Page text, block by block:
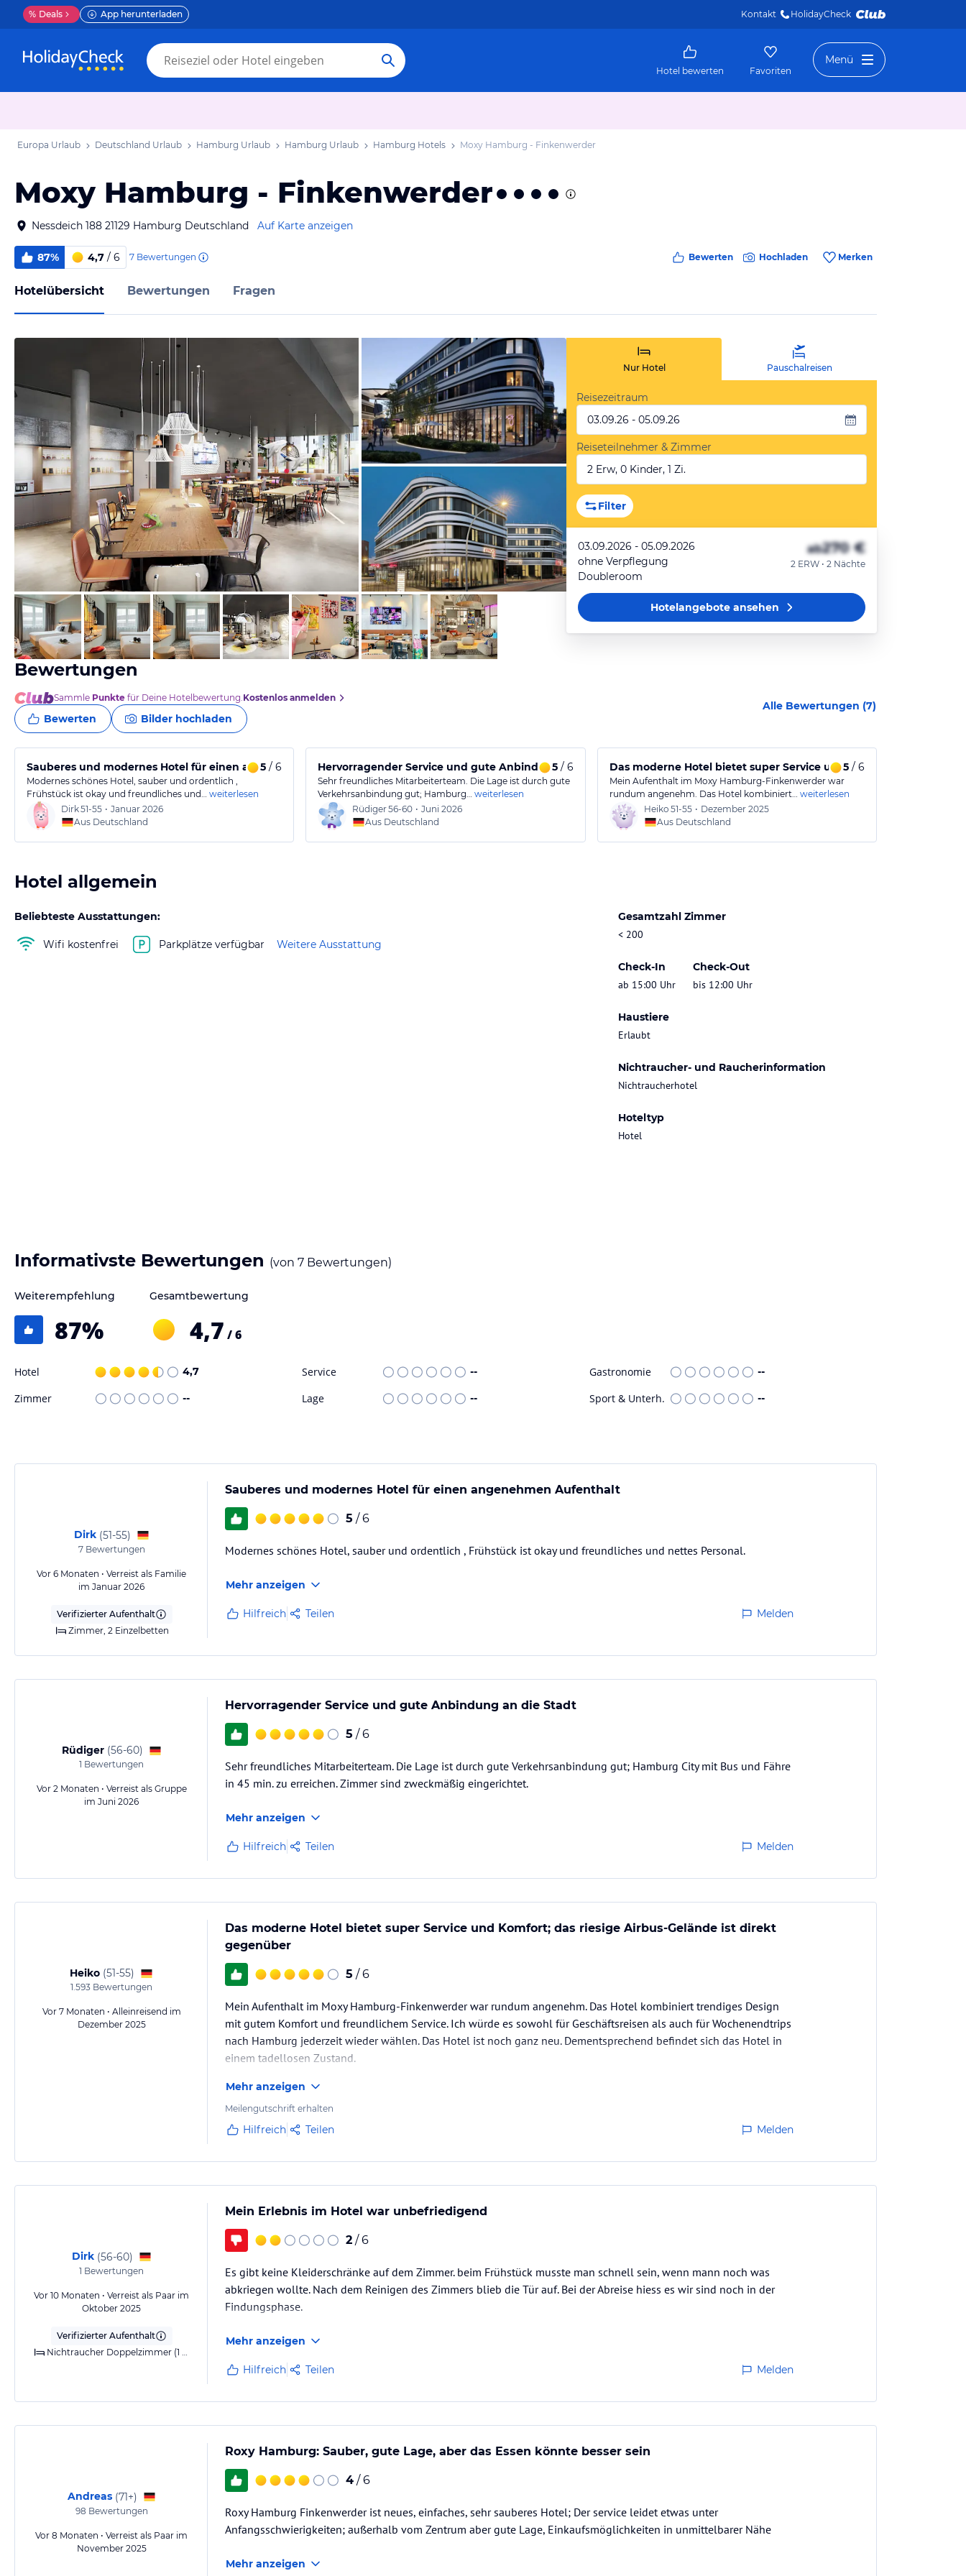
% Deals App herunterladen Kontakt HolidayCheck
Hotel bewerten Favoriten
Menü
Europa Urlaub Deutschland Urlaub Hamburg Urlaub Hamburg Urlaub Hamburg Hotels Moxy Hamburg - Finkenwerder
Moxy Hamburg - Finkenwerder
Nessdeich 188 21129 Hamburg Deutschland Auf Karte anzeigen
87% 4,7 / 6 7 Bewertungen Bewerten Hochladen Merken
Hotelübersicht Bewertungen Fragen
von Expedia
von Expedia
von Expedia
Nur Hotel Pauschalreisen
Reisezeitraum
03.09.26 - 05.09.26
Reiseteilnehmer & Zimmer
2 Erw, 0 Kinder, 1 Zi.
Filter
03.09.2026 - 05.09.2026
ohne Verpflegung
Doubleroom
ab270 €
2 ERW • 2 Nächte
Hotelangeboteansehen
Bewertungen
Sammle Punkte für Deine Hotelbewertung.Kostenlos anmelden
Bewerten Bilder hochladen
Alle Bewertungen (7)
Sauberes und modernes Hotel für einen angenehmen Aufenthalt
5 / 6
Modernes schönes Hotel, sauber und ordentlich ,
Frühstück ist okay und freundliches und… weiterlesen
Dirk51-55 • Januar 2026
Aus Deutschland
Hervorragender Service und gute Anbindung an die Stadt
5/ 6
Sehr freundliches Mitarbeiterteam. Die Lage ist durch gute
Verkehrsanbindung gut; Hamburg… weiterlesen
Rüdiger56-60 • Juni 2026
Aus Deutschland
Das moderne Hotel bietet super Service und Komfort; das riesige
5/ 6
Mein Aufenthalt im Moxy Hamburg-Finkenwerder war
rundum angenehm. Das Hotel kombiniert… weiterlesen
Heiko 51-55 • Dezember 2025
Aus Deutschland
Hotel allgemein
Beliebteste Ausstattungen:
Wifi kostenfrei Parkplätze verfügbar Weitere Ausstattung
Gesamtzahl Zimmer
< 200
Check-In
ab 15:00 Uhr
Check-Out
bis 12:00 Uhr
Haustiere
Erlaubt
Nichtraucher- und Raucherinformation
Nichtraucherhotel
Hoteltyp
Hotel
Informativste Bewertungen (von 7 Bewertungen)
Weiterempfehlung
87%
Gesamtbewertung
4,7 / 6
Hotel 4,7 Service -- Gastronomie --
Zimmer -- Lage -- Sport & Unterh. --
Dirk (51-55)
7Bewertungen
Vor 6 Monaten • Verreist als Familie
im Januar 2026
Verifizierter Aufenthalt
Zimmer, 2 Einzelbetten
Sauberes und modernes Hotel für einen angenehmen Aufenthalt
5 / 6
Modernes schönes Hotel, sauber und ordentlich , Frühstück ist okay und freundliches und nettes Personal.
Mehr anzeigen
Hilfreich Teilen Melden
Rüdiger (56-60)
1 Bewertungen
Vor 2 Monaten • Verreist als Gruppe
im Juni 2026
Hervorragender Service und gute Anbindung an die Stadt
5 / 6
Sehr freundliches Mitarbeiterteam. Die Lage ist durch gute Verkehrsanbindung gut; Hamburg City mit Bus und Fähre
in 45 min. zu erreichen. Zimmer sind zweckmäßig eingerichtet.
Mehr anzeigen
Hilfreich Teilen Melden
Heiko (51-55)
1.593 Bewertungen
Vor 7 Monaten • Alleinreisend im
Dezember 2025
Das moderne Hotel bietet super Service und Komfort; das riesige Airbus-Gelände ist direkt
gegenüber
5 / 6
Mein Aufenthalt im Moxy Hamburg-Finkenwerder war rundum angenehm. Das Hotel kombiniert trendiges Design
mit gutem Komfort und freundlichem Service. Ich würde es sowohl für Geschäftsreisen als auch für Wochenendtrips
nach Hamburg jederzeit wieder wählen. Das Hotel ist noch ganz neu. Dementsprechend befindet sich das Hotel in
einem tadellosen Zustand.
Mehr anzeigen
Meilengutschrift erhalten
Hilfreich Teilen Melden
Dirk (56-60)
1 Bewertungen
Vor 10 Monaten • Verreist als Paar im
Oktober 2025
Verifizierter Aufenthalt
Nichtraucher Doppelzimmer (1 Queensize-Bett)
Mein Erlebnis im Hotel war unbefriedigend
2 / 6
Es gibt keine Kleiderschränke auf dem Zimmer. beim Frühstück musste man schnell sein, wenn mann noch was
abkriegen wollte. Nach dem Reinigen des Zimmers blieb die Tür auf. Bei der Abreise hiess es wir sind noch in der
Findungsphase.
Mehr anzeigen
Hilfreich Teilen Melden
Andreas (71+)
98 Bewertungen
Vor 8 Monaten • Verreist als Paar im
November 2025
Roxy Hamburg: Sauber, gute Lage, aber das Essen könnte besser sein
4 / 6
Roxy Hamburg Finkenwerder ist neues, einfaches, sehr sauberes Hotel; Der service leidet etwas unter
Anfangsschwierigkeiten; außerhalb vom Zentrum aber gute Lage, Einkaufsmöglichkeiten in unmittelbarer Nähe
Mehr anzeigen